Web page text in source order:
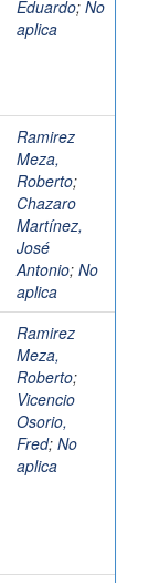
Eduardo; No
aplica
Ramirez
Meza,
Roberto;
Chazaro
Martínez,
José
Antonio; No
aplica
Ramirez
Meza,
Roberto;
Vicencio
Osorio,
Fred; No
aplica